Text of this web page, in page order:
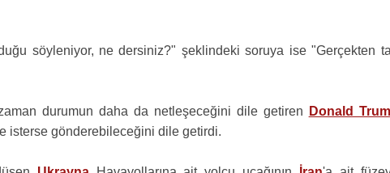
söyleniyor, ne dersiniz?" şeklindeki soruya ise "Gerçekten
durumun daha da netleşeceğini dile getiren Donald
isterse gönderebileceğini dile getirdi.